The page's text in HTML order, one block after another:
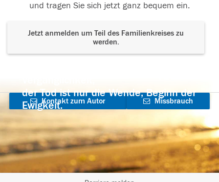
und tragen Sie sich jetzt ganz bequem ein.
Jetzt anmelden um Teil des Familienkreises zu
werden.
der Tod ist nur die Wende, Beginn der
Ewigkeit.
Kontakt zum Autor
aufnehmen
Missbrauch